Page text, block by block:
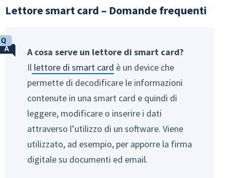
Lettore smart card – Domande frequenti
A cosa serve un lettore di smart card?
Il lettore di smart card è un device che
permette di decodificare le informazioni
contenute in una smart card e quindi di
leggere, modificare o inserire i dati
attraverso l’utilizzo di un software. Viene
utilizzato, ad esempio, per apporre la firma
digitale su documenti ed email.